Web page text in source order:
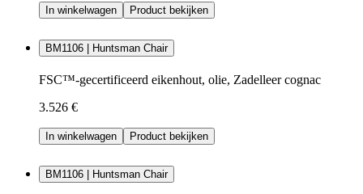
In winkelwagen Product bekijken
BM1106 | Huntsman Chair
FSC™-gecertificeerd eikenhout, olie, Zadelleer cognac
3.526 €
In winkelwagen Product bekijken
BM1106 | Huntsman Chair